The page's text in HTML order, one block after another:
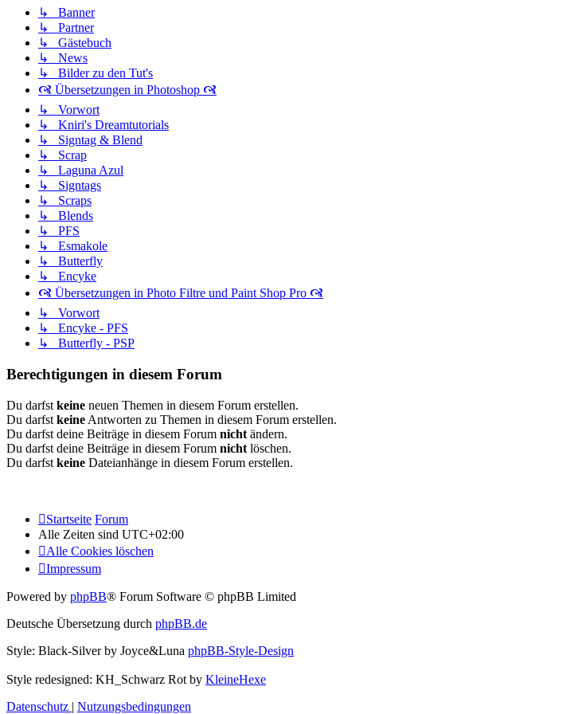
↳ Banner
↳ Partner
↳ Gästebuch
↳ News
↳ Bilder zu den Tut's
🙧 Übersetzungen in Photoshop 🙧
↳ Vorwort
↳ Kniri's Dreamtutorials
↳ Signtag & Blend
↳ Scrap
↳ Laguna Azul
↳ Signtags
↳ Scraps
↳ Blends
↳ PFS
↳ Esmakole
↳ Butterfly
↳ Encyke
🙧 Übersetzungen in Photo Filtre und Paint Shop Pro 🙧
↳ Vorwort
↳ Encyke - PFS
↳ Butterfly - PSP
Berechtigungen in diesem Forum
Du darfst keine neuen Themen in diesem Forum erstellen.
Du darfst keine Antworten zu Themen in diesem Forum erstellen.
Du darfst deine Beiträge in diesem Forum nicht ändern.
Du darfst deine Beiträge in diesem Forum nicht löschen.
Du darfst keine Dateianhänge in diesem Forum erstellen.
Startseite Forum
Alle Zeiten sind UTC+02:00
Alle Cookies löschen
Impressum
Powered by phpBB® Forum Software © phpBB Limited
Deutsche Übersetzung durch phpBB.de
Style: Black-Silver by Joyce&Luna phpBB-Style-Design
Style redesigned: KH_Schwarz Rot by KleineHexe
Datenschutz | Nutzungsbedingungen